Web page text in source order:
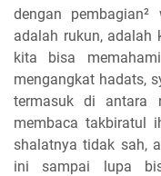
dengan
adalah rukun, adalah
kita bisa
mengangkat hadats,
termasuk di antara
membaca takbiratul
shalatnya tidak sah,
ini sampai lupa